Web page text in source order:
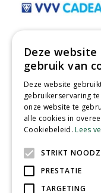
Deze
gebruik van
Deze website
gebruikerservaring
onze website te
alle cookies in
Cookiebeleid.Lees
STRIKT
PRESTATIE
TARGETING